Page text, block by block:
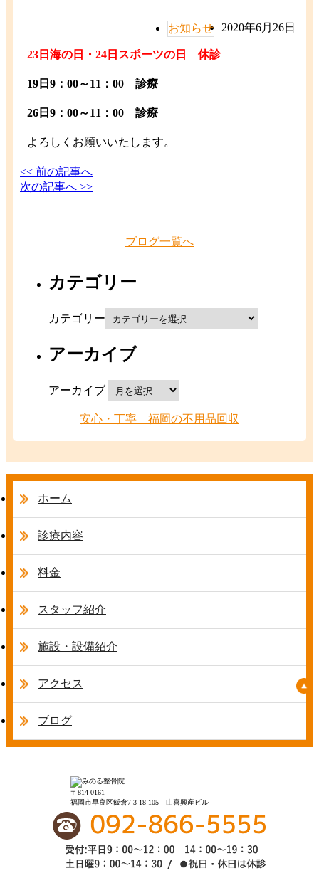
2020年6月26日
お知らせ
23日海の日・24日スポーツの日 休診
19日9：00～11：00 診療
26日9：00～11：00 診療
よろしくお願いいたします。
<< 前の記事へ
次の記事へ >>
ブログ一覧へ
カテゴリー
カテゴリー
アーカイブ
アーカイブ
安心・丁寧 福岡の不用品回収
ホーム
診療内容
料金
スタッフ紹介
施設・設備紹介
アクセス
ブログ
〒814-0161
福岡市早良区飯倉7-3-18-105 山喜興産ビル